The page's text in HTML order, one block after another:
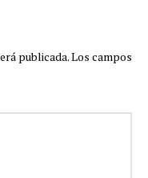
publicada.Los campos